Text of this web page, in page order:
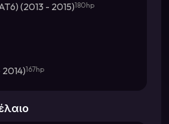
(2013 - 2015)180hp
167hp